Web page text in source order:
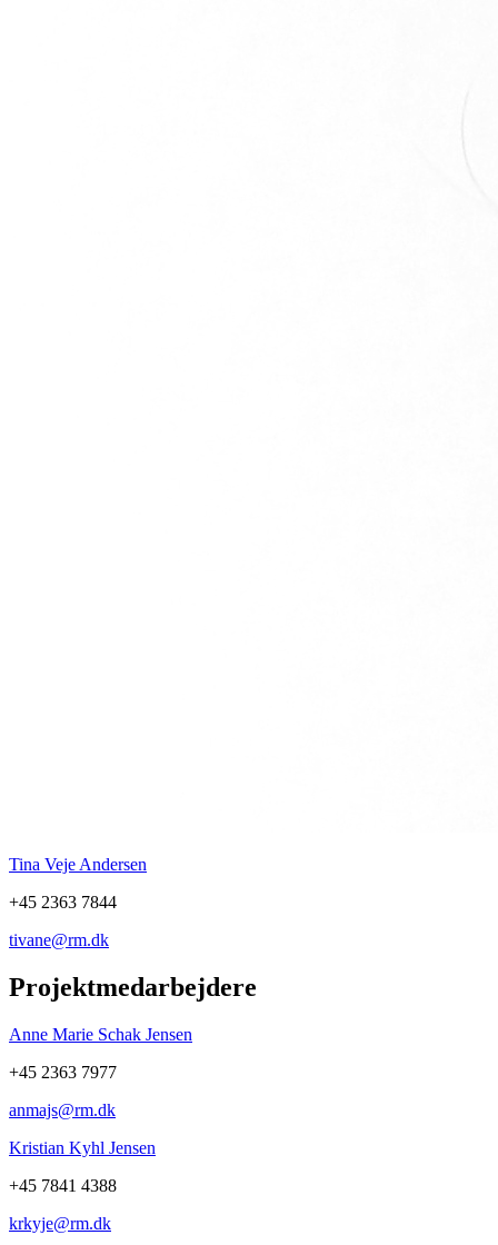
Tina Veje Andersen
+45 2363 7844
tivane@rm.dk
Projektmedarbejdere
Anne Marie Schak Jensen
+45 2363 7977
anmajs@rm.dk
Kristian Kyhl Jensen
+45 7841 4388
krkyje@rm.dk